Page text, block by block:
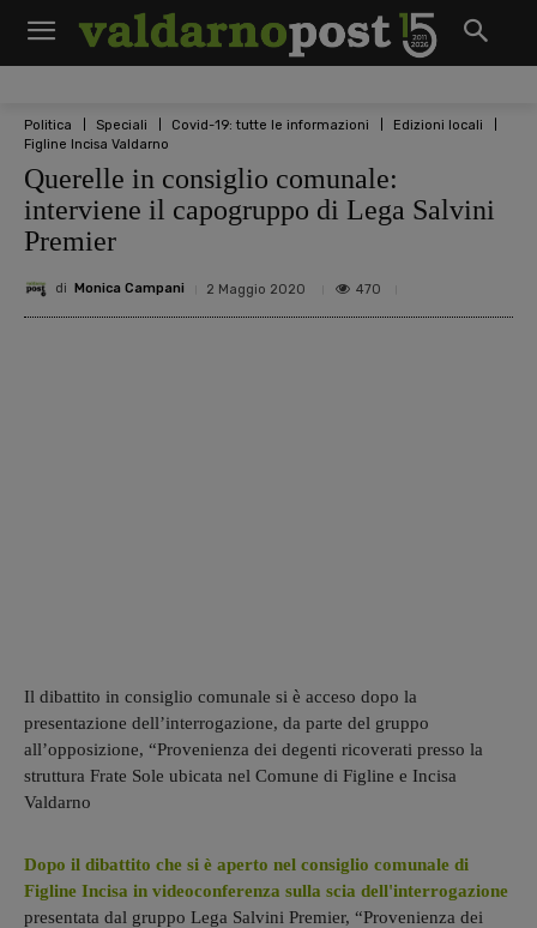
Politica Speciali Covid-19: tutte le informazioni
Edizioni locali
Figline Incisa Valdarno
Querelle in consiglio comunale:
interviene il capogruppo di Lega Salvini
Premier
di Monica Campani 2 Maggio 2020 470
Il dibattito in consiglio comunale si è acceso dopo la
presentazione dell’interrogazione, da parte del gruppo
all’opposizione, “Provenienza dei degenti ricoverati presso la
struttura Frate Sole ubicata nel Comune di Figline e Incisa
Valdarno
Dopo il dibattito che si è aperto nel consiglio comunale di
Figline Incisa in videoconferenza sulla scia dell'interrogazione
presentata dal gruppo Lega Salvini Premier, “Provenienza dei